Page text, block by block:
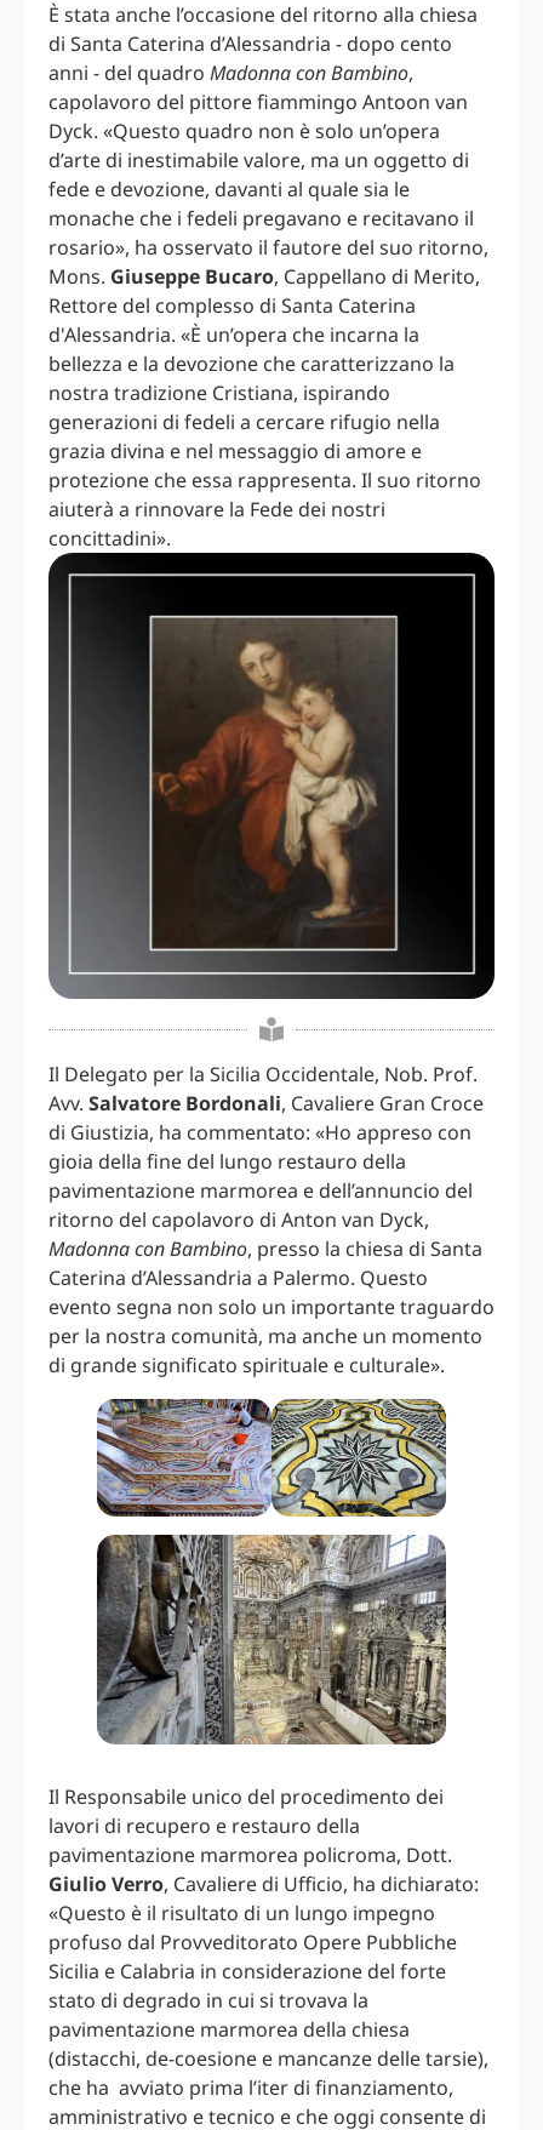
È stata anche l’occasione del ritorno alla chiesa
di Santa Caterina d’Alessandria - dopo cento
anni - del quadro Madonna con Bambino,
capolavoro del pittore fiammingo Antoon van
Dyck. «Questo quadro non è solo un’opera
d’arte di inestimabile valore, ma un oggetto di
fede e devozione, davanti al quale sia le
monache che i fedeli pregavano e recitavano il
rosario», ha osservato il fautore del suo ritorno,
Mons. Giuseppe Bucaro, Cappellano di Merito,
Rettore del complesso di Santa Caterina
d'Alessandria. «È un’opera che incarna la
bellezza e la devozione che caratterizzano la
nostra tradizione Cristiana, ispirando
generazioni di fedeli a cercare rifugio nella
grazia divina e nel messaggio di amore e
protezione che essa rappresenta. Il suo ritorno
aiuterà a rinnovare la Fede dei nostri
concittadini».
Il Delegato per la Sicilia Occidentale, Nob. Prof.
Avv. Salvatore Bordonali, Cavaliere Gran Croce
di Giustizia, ha commentato: «Ho appreso con
gioia della fine del lungo restauro della
pavimentazione marmorea e dell’annuncio del
ritorno del capolavoro di Anton van Dyck,
Madonna con Bambino, presso la chiesa di Santa
Caterina d’Alessandria a Palermo. Questo
evento segna non solo un importante traguardo
per la nostra comunità, ma anche un momento
di grande significato spirituale e culturale».
Il Responsabile unico del procedimento dei
lavori di recupero e restauro della
pavimentazione marmorea policroma, Dott.
Giulio Verro, Cavaliere di Ufficio, ha dichiarato:
«Questo è il risultato di un lungo impegno
profuso dal Provveditorato Opere Pubbliche
Sicilia e Calabria in considerazione del forte
stato di degrado in cui si trovava la
pavimentazione marmorea della chiesa
(distacchi, de-coesione e mancanze delle tarsie),
che ha avviato prima l’iter di finanziamento,
amministrativo e tecnico e che oggi consente di